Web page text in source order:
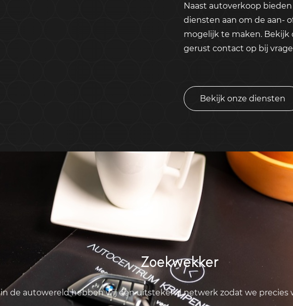
Naast autoverkoop
diensten aan om de aan-
mogelijk te maken. Bekijk
gerust contact op bij
Bekijk onze diensten
Zoekwekker
de autowereld hebben wij een uitstekend netwerk zodat we